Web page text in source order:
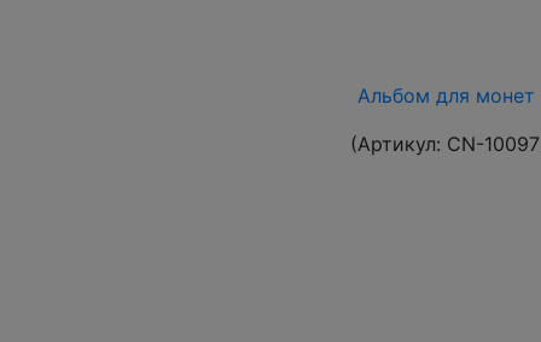
Альбом для монет
(Артикул: CN-